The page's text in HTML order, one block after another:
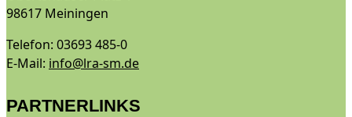
98617 Meiningen
Telefon: 03693 485-0
E-Mail: info@lra-sm.de
PARTNERLINKS